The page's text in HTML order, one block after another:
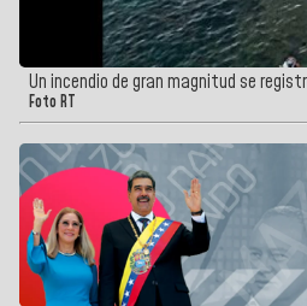
Un incendio de gran magnitud se
Foto RT